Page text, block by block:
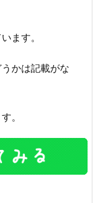
ます。
かは記載がな
。